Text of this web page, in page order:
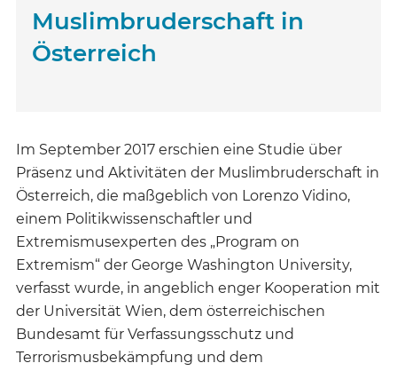
Muslimbruderschaft in
Österreich
Im September 2017 erschien eine Studie über
Präsenz und Aktivitäten der Muslimbruderschaft in
Österreich, die maßgeblich von Lorenzo Vidino,
einem Politikwissenschaftler und
Extremismusexperten des „Program on
Extremism“ der George Washington University,
verfasst wurde, in angeblich enger Kooperation mit
der Universität Wien, dem österreichischen
Bundesamt für Verfassungsschutz und
Terrorismusbekämpfung und dem